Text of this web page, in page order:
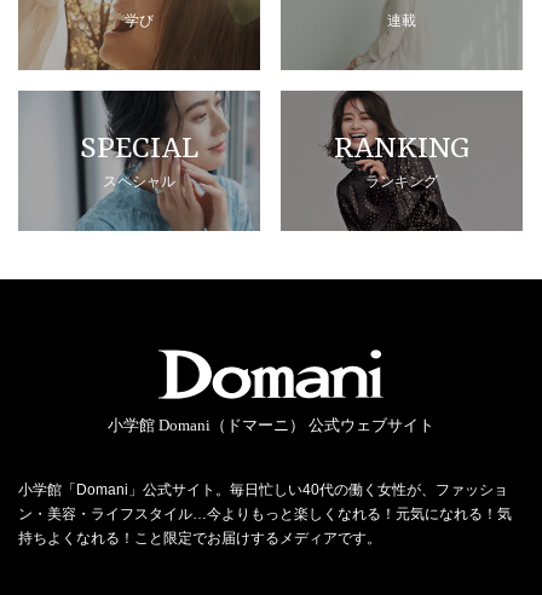
学び 連載
SPECIAL
スペシャル
RANKING
ランキング
小学館 Domani（ドマーニ） 公式ウェブサイト
小学館「Domani」公式サイト。毎日忙しい40代の働く女性が、ファッショ
ン・美容・ライフスタイル…今よりもっと楽しくなれる！元気になれる！気
持ちよくなれる！こと限定でお届けするメディアです。